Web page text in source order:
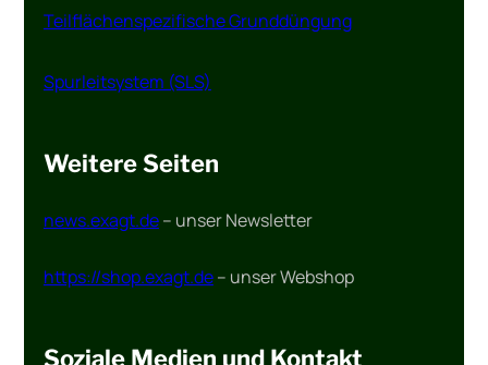
Teilflächenspezifische Grunddüngung
Spurleitsystem (SLS)
Weitere Seiten
news.exagt.de– unser Newsletter
https://shop.exagt.de– unser Webshop
Soziale Medien und Kontakt